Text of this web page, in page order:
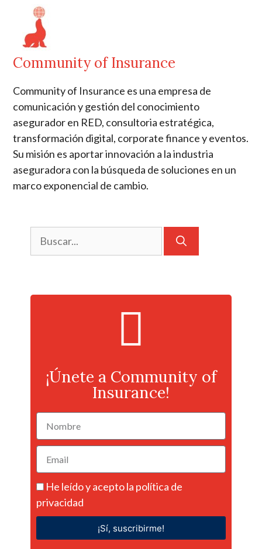
Community of Insurance
Community of Insurance es una empresa de
comunicación y gestión del conocimiento
asegurador en RED, consultoria estratégica,
transformación digital, corporate finance y eventos.
Su misión es aportar innovación a la industria
aseguradora con la búsqueda de soluciones en un
marco exponencial de cambio.
¡Únete a Community of
Insurance!
He leído y acepto la política de
privacidad
¡Sí, suscribirme!